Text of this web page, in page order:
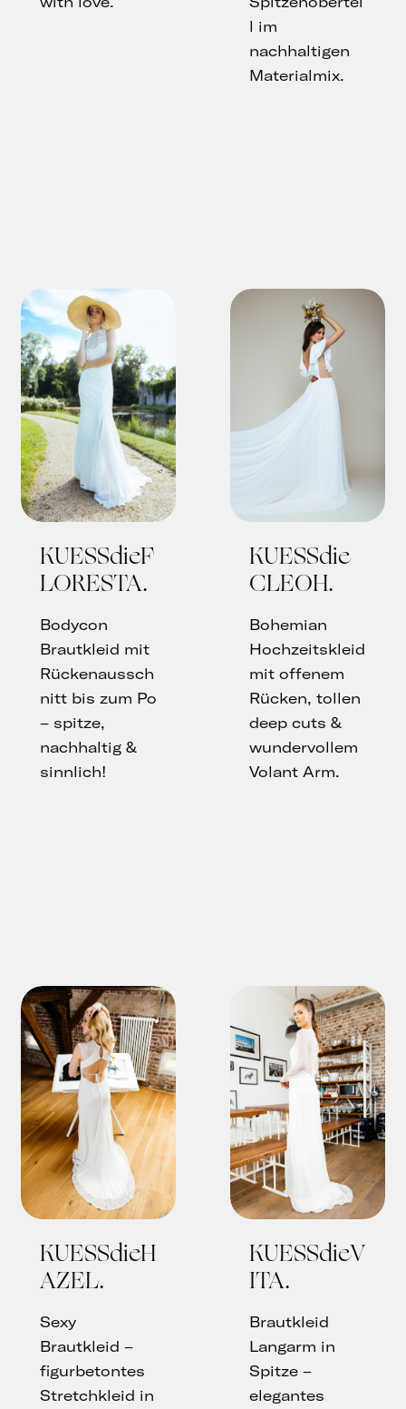
l im
nachhaltigen
Materialmix.
KUESSdieF
LORESTA
Bodycon
Brautkleid mit
Rückenaussch
nitt bis zum Po
– spitze,
nachhaltig &
sinnlich!
KUESSdie
CLEOH
Bohemian
Hochzeitskleid
mit offenem
Rücken, tollen
deep cuts &
wundervollem
Volant Arm.
KUESSdieH
AZEL
Sexy
Brautkleid –
figurbetontes
Stretchkleid in
KUESSdieV
ITA
Brautkleid
Langarm in
Spitze –
elegantes